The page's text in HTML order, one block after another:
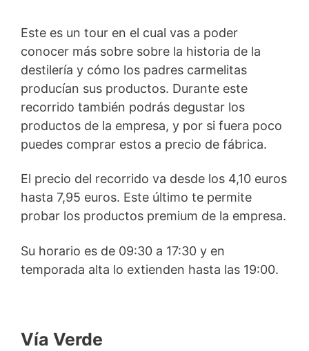
Este es un tour en el cual vas a poder
conocer más sobre sobre la historia de la
destilería y cómo los padres carmelitas
producían sus productos. Durante este
recorrido también podrás degustar los
productos de la empresa, y por si fuera poco
puedes comprar estos a precio de fábrica.
El precio del recorrido va desde los 4,10 euros
hasta 7,95 euros. Este último te permite
probar los productos premium de la empresa.
Su horario es de 09:30 a 17:30 y en
temporada alta lo extienden hasta las 19:00.
Vía Verde